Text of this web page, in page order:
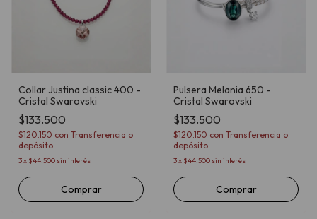
Collar Justina classic 400 -
Cristal Swarovski
$133.500
$120.150 con Transferencia o
depósito
3x $44.500 sin interés
Comprar
Pulsera Melania 650 -
Cristal Swarovski
$133.500
$120.150 con Transferencia o
depósito
3x $44.500 sin interés
Comprar